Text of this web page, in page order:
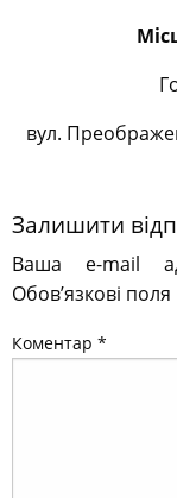
вул.
Залишити
Ваша e-mail
Обов’язкові
Коментар *